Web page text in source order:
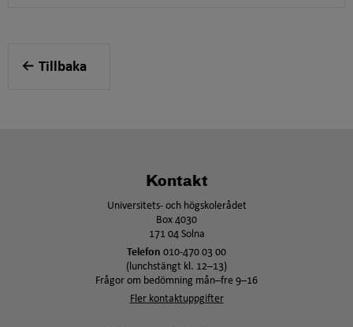
Tillbaka
Kontakt
Universitets- och högskolerådet
Box 4030
171 04 Solna
Telefon 010-470 03 00
(lunchstängt kl. 12–13)
Frågor om bedömning mån–fre 9–16
Fler kontaktuppgifter